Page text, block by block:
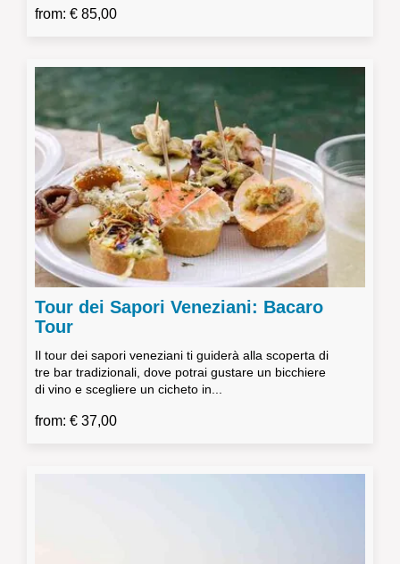
from: € 85,00
Tour dei Sapori Veneziani: Bacaro
Tour
Il tour dei sapori veneziani ti guiderà alla scoperta di
tre bar tradizionali, dove potrai gustare un bicchiere
di vino e scegliere un cicheto in...
from: € 37,00